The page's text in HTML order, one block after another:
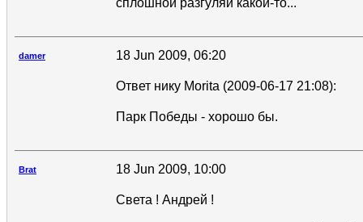
damer 18 Jun 2009, 06:20
Ответ нику Morita (2009-06-17 21:08):
Парк Победы - хорошо бы.
Brat 18 Jun 2009, 10:00
Света ! Андрей !